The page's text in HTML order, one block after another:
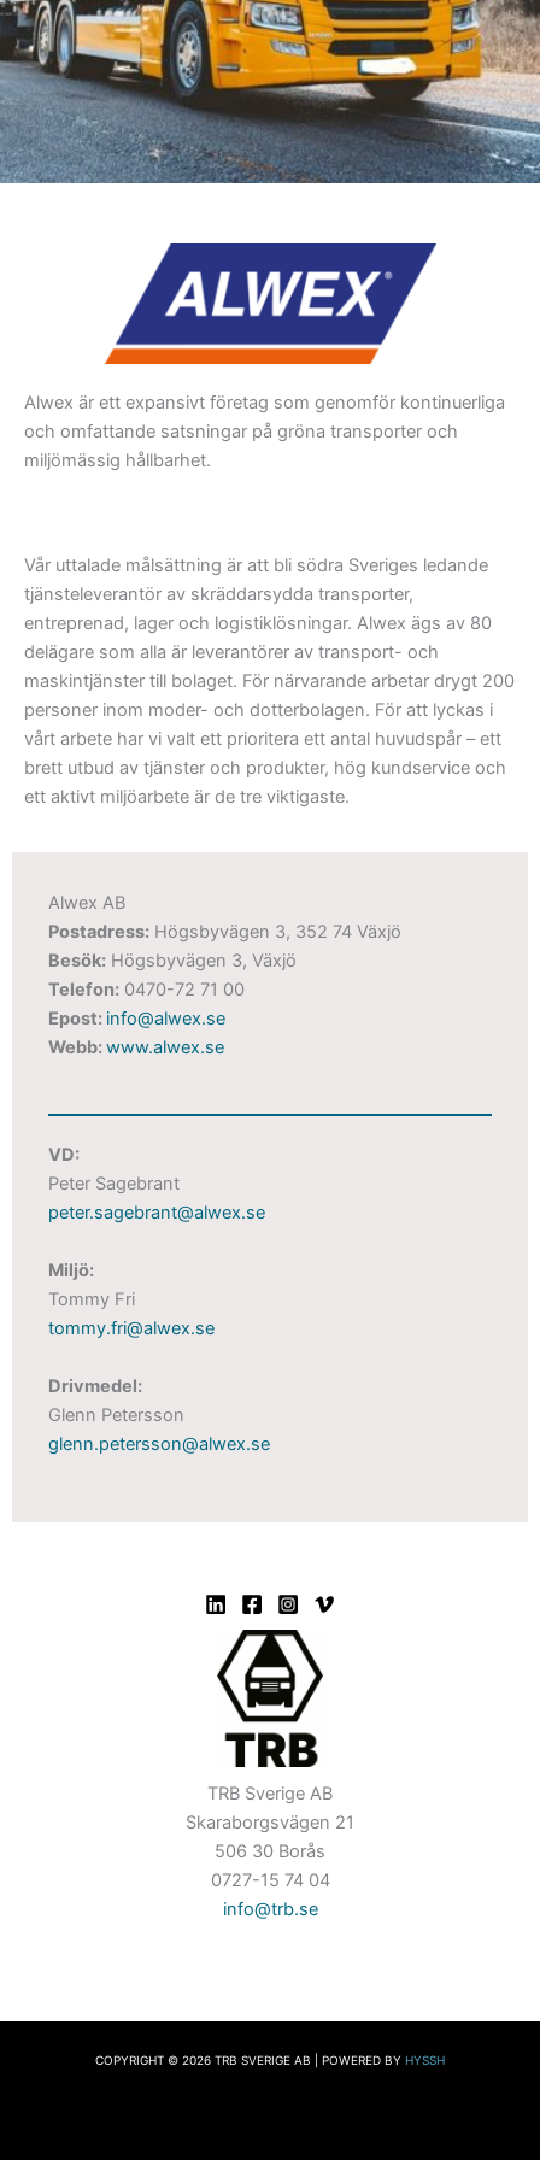
Alwex är ett expansivt företag som genomför kontinuerliga
och omfattande satsningar på gröna transporter och
miljömässig hållbarhet.
Alwex AB
Postadress: Högsbyvägen 3, 352 74 Växjö
Besök: Högsbyvägen 3, Växjö
Telefon: 0470-72 71 00
Epost: info@alwex.se
Webb:www.alwex.se
VD:
Peter Sagebrant
peter.sagebrant@alwex.se
Miljö:
Tommy Fri
tommy.fri@alwex.se
Drivmedel:
Glenn Petersson
glenn.petersson@alwex.se
Vår uttalade målsättning är att bli södra Sveriges ledande
tjänsteleverantör av skräddarsydda transporter,
entreprenad, lager och logistiklösningar. Alwex ägs av 80
delägare som alla är leverantörer av transport- och
maskintjänster till bolaget. För närvarande arbetar drygt 200
personer inom moder- och dotterbolagen. För att lyckas i
vårt arbete har vi valt ett prioritera ett antal huvudspår – ett
brett utbud av tjänster och produkter, hög kundservice och
ett aktivt miljöarbete är de tre viktigaste.
TRB Sverige AB
Skaraborgsvägen 21
506 30 Borås
0727-15 74 04
info@trb.se
COPYRIGHT © 2026 TRB SVERIGE AB | POWERED BY HYSSH